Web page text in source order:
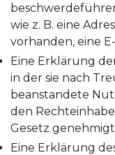
wie z. B. eine
vorhanden, eine
Eine Erklärung
in der sie nach
beanstandete
den
Gesetz genehmigt
Eine Erklärung